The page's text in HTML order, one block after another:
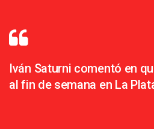
Iván Saturni comentó en
al fin de semana en La